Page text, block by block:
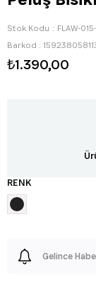
Stok Kodu
FLAW-
Barkod :
₺1.390,00
RENK
Gelince